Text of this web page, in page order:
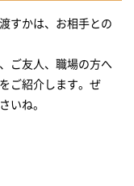
すかは、お相手との
ご友人、職場の方へ
ご紹介します。ぜ
いね。